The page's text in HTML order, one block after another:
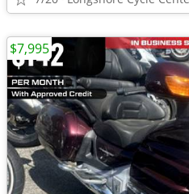
$7,995